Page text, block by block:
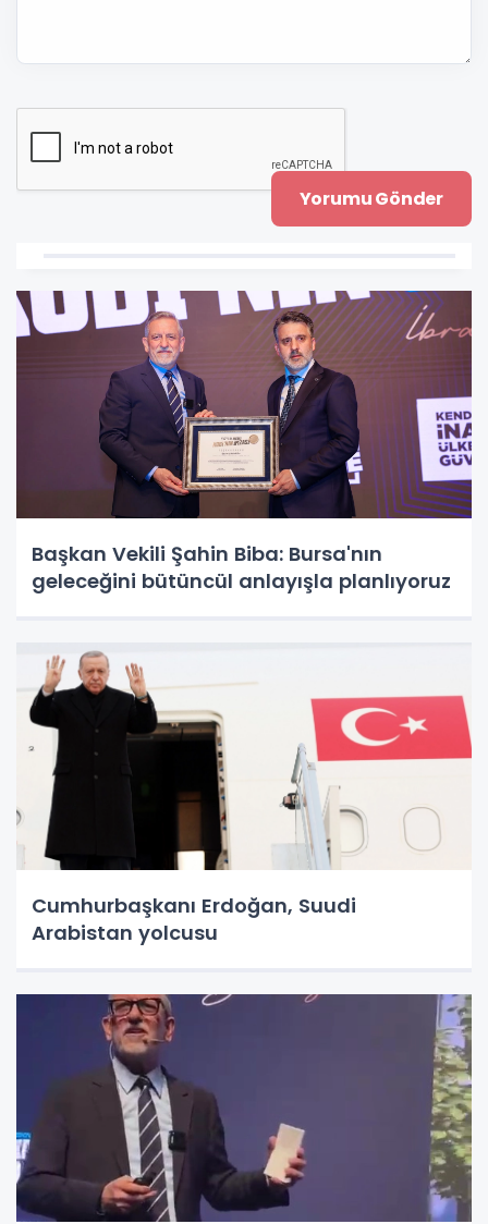
Başkan Vekili Şahin Biba: Bursa'nın
geleceğini bütüncül anlayışla planlıyoruz
Cumhurbaşkanı Erdoğan, Suudi
Arabistan yolcusu